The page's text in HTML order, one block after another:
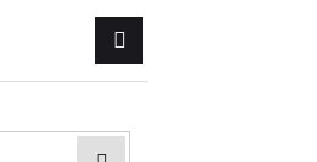
Přihlášení/